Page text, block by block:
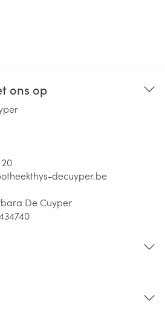
ons op
decuyper.be
De Cuyper